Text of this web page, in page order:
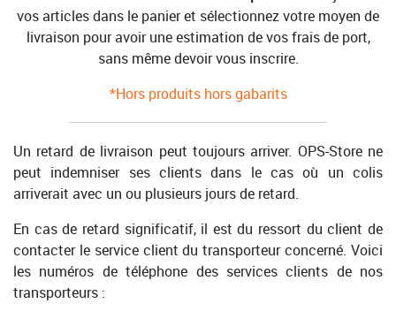
vos articles dans le panier et sélectionnez votre moyen de
livraison pour avoir une estimation de vos frais de port,
sans même devoir vous inscrire.
*Hors produits hors gabarits
Un retard de livraison peut toujours arriver. OPS-Store ne
peut indemniser ses clients dans le cas où un colis
arriverait avec un ou plusieurs jours de retard.
En cas de retard significatif, il est du ressort du client de
contacter le service client du transporteur concerné. Voici
les numéros de téléphone des services clients de nos
transporteurs :